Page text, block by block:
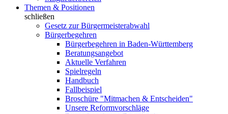
Themen & Positionen
schließen
Gesetz zur Bürgermeisterabwahl
Bürgerbegehren
Bürgerbegehren in Baden-Württemberg
Beratungsangebot
Aktuelle Verfahren
Spielregeln
Handbuch
Fallbeispiel
Broschüre "Mitmachen & Entscheiden"
Unsere Reformvorschläge